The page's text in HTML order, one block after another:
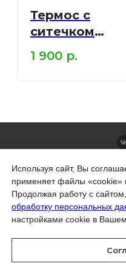
Термос с
ситечком
Percola
красный
1 900 р.
Политика
Политика СПбГУ
© Санкт-
199034,
Используя сайт, Вы
применяет файлы «cookie»
Продолжая работу с
обработку персональных
настройками cookie в